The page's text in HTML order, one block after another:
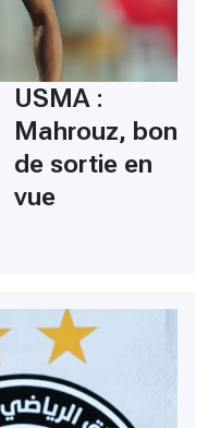
USMA :
Mahrouz, bon
de sortie en
vue